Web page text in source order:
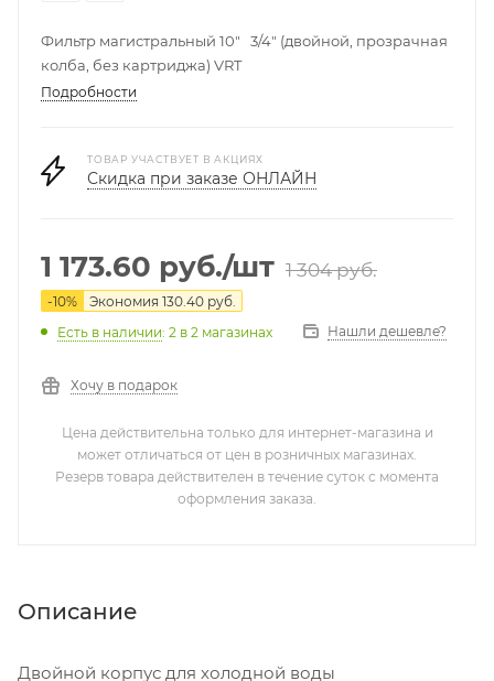
Фильтр магистральный 10" 3/4" (двойной, прозрачная
колба, без картриджа) VRT
Подробности
ТОВАР УЧАСТВУЕТ В АКЦИЯХ
Скидка при заказе ОНЛАЙН
1 173.60 руб./шт 1 304руб.
-10% Экономия 130.40 руб.
Есть в наличии: 2 в 2 магазинах Нашли дешевле?
Хочу в подарок
Цена действительна только для интернет-магазина и
может отличаться от цен в розничных магазинах.
Резерв товара действителен в течение суток с момента
оформления заказа.
Описание
Двойной корпус для холодной воды